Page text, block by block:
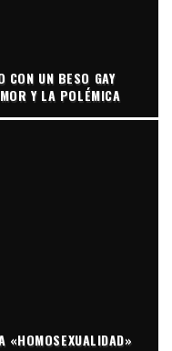
CON UN BESO GAY
Y LA POLÉMICA